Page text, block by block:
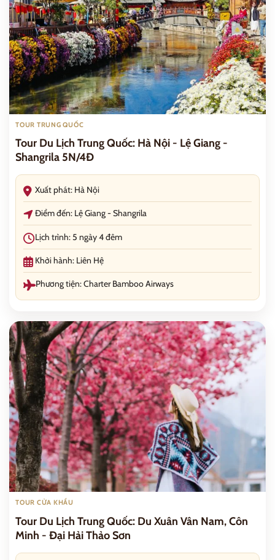
TOUR TRUNG QUỐC
Tour Du Lịch Trung Quốc: Hà Nội - Lệ Giang -
Shangrila 5N/4Đ
Xuất phát: Hà Nội
Điểm đến: Lệ Giang - Shangrila
Lịch trình: 5 ngày 4 đêm
Khởi hành: Liên Hệ
Phương tiện: Charter Bamboo Airways
TOUR CỬA KHẨU
Tour Du Lịch Trung Quốc: Du Xuân Vân Nam, Côn
Minh - Đại Hải Thảo Sơn